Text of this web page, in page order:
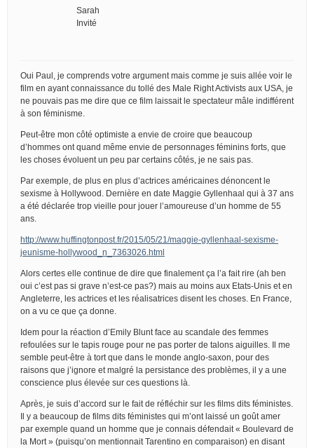
Sarah
Invité
Oui Paul, je comprends votre argument mais comme je suis allée voir le
film en ayant connaissance du tollé des Male Right Activists aux USA, je
ne pouvais pas me dire que ce film laissait le spectateur mâle indifférent
à son féminisme.
Peut-être mon côté optimiste a envie de croire que beaucoup
d’hommes ont quand même envie de personnages féminins forts, que
les choses évoluent un peu par certains côtés, je ne sais pas.
Par exemple, de plus en plus d’actrices américaines dénoncent le
sexisme à Hollywood. Dernière en date Maggie Gyllenhaal qui à 37 ans
a été déclarée trop vieille pour jouer l’amoureuse d’un homme de 55
ans.
http://www.huffingtonpost.fr/2015/05/21/maggie-gyllenhaal-sexisme-
jeunisme-hollywood_n_7363026.html
Alors certes elle continue de dire que finalement ça l’a fait rire (ah ben
oui c’est pas si grave n’est-ce pas?) mais au moins aux Etats-Unis et en
Angleterre, les actrices et les réalisatrices disent les choses. En France,
on a vu ce que ça donne.
Idem pour la réaction d’Emily Blunt face au scandale des femmes
refoulées sur le tapis rouge pour ne pas porter de talons aiguilles. Il me
semble peut-être à tort que dans le monde anglo-saxon, pour des
raisons que j’ignore et malgré la persistance des problèmes, il y a une
conscience plus élevée sur ces questions là.
Après, je suis d’accord sur le fait de réfléchir sur les films dits féministes.
Il y a beaucoup de films dits féministes qui m’ont laissé un goût amer
par exemple quand un homme que je connais défendait « Boulevard de
la Mort » (puisqu’on mentionnait Tarentino en comparaison) en disant